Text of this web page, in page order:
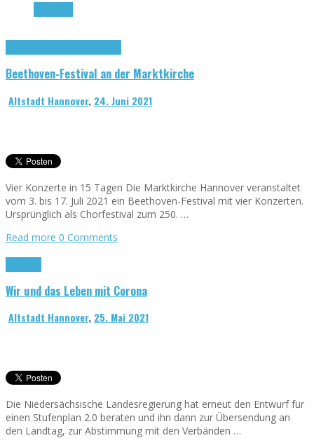
Beethoven-Festival an der Marktkirche
Altstadt Hannover, 24. Juni 2021
Vier Konzerte in 15 Tagen Die Marktkirche Hannover veranstaltet
vom 3. bis 17. Juli 2021 ein Beethoven-Festival mit vier Konzerten.
Ursprünglich als Chorfestival zum 250. …
Read more 0 Comments
Wir und das Leben mit Corona
Altstadt Hannover, 25. Mai 2021
Die Niedersächsische Landesregierung hat erneut den Entwurf für
einen Stufenplan 2.0 beraten und ihn dann zur Übersendung an
den Landtag, zur Abstimmung mit den Verbänden …